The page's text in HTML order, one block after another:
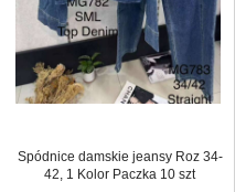
Spódnice damskie jeansy Roz 34-
42, 1 Kolor Paczka 10 szt